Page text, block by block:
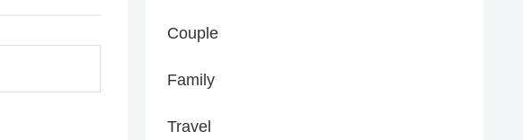
Couple
Family
Travel